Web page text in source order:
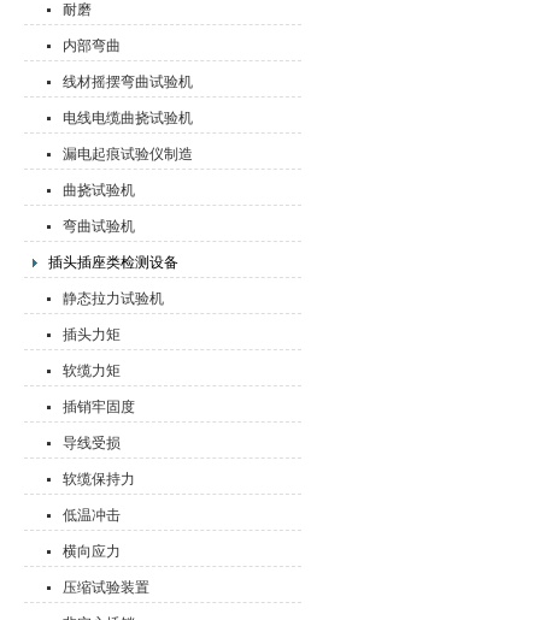
耐磨
内部弯曲
线材摇摆弯曲试验机
电线电缆曲挠试验机
漏电起痕试验仪制造
曲挠试验机
弯曲试验机
插头插座类检测设备
静态拉力试验机
插头力矩
软缆力矩
插销牢固度
导线受损
软缆保持力
低温冲击
横向应力
压缩试验装置